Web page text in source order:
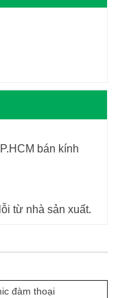
bán kính
từ nhà sản xuất.
đàm thoại